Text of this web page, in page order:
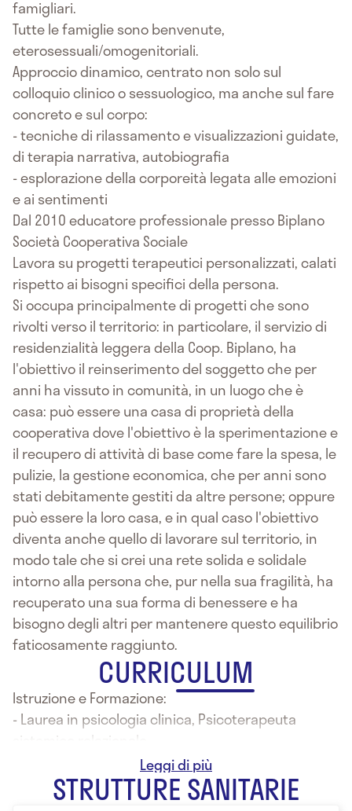
famigliari.
Tutte le famiglie sono benvenute,
eterosessuali/omogenitoriali.
Approccio dinamico, centrato non solo sul
colloquio clinico o sessuologico, ma anche sul fare
concreto e sul corpo:
- tecniche di rilassamento e visualizzazioni guidate,
di terapia narrativa, autobiografia
- esplorazione della corporeità legata alle emozioni
e ai sentimenti
Dal 2010 educatore professionale presso Biplano
Società Cooperativa Sociale
Lavora su progetti terapeutici personalizzati, calati
rispetto ai bisogni specifici della persona.
Si occupa principalmente di progetti che sono
rivolti verso il territorio: in particolare, il servizio di
residenzialità leggera della Coop. Biplano, ha
l'obiettivo il reinserimento del soggetto che per
anni ha vissuto in comunità, in un luogo che è
casa: può essere una casa di proprietà della
cooperativa dove l'obiettivo è la sperimentazione e
il recupero di attività di base come fare la spesa, le
pulizie, la gestione economica, che per anni sono
stati debitamente gestiti da altre persone; oppure
può essere la loro casa, e in qual caso l'obiettivo
diventa anche quello di lavorare sul territorio, in
modo tale che si crei una rete solida e solidale
intorno alla persona che, pur nella sua fragilità, ha
recuperato una sua forma di benessere e ha
bisogno degli altri per mantenere questo equilibrio
faticosamente raggiunto.
CURRICULUM
Istruzione e Formazione:
- Laurea in psicologia clinica, Psicoterapeuta
sistemico relazionale
- Specializzazione in sessuologia clinica
STRUTTURE SANITARIE